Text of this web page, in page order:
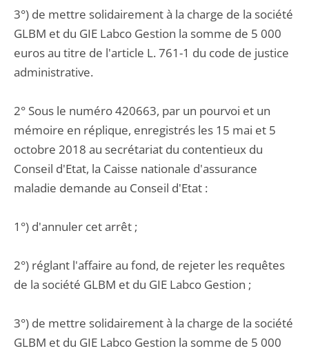
3°) de mettre solidairement à la charge de la société
GLBM et du GIE Labco Gestion la somme de 5 000
euros au titre de l'article L. 761-1 du code de justice
administrative.
2° Sous le numéro 420663, par un pourvoi et un
mémoire en réplique, enregistrés les 15 mai et 5
octobre 2018 au secrétariat du contentieux du
Conseil d'Etat, la Caisse nationale d'assurance
maladie demande au Conseil d'Etat :
1°) d'annuler cet arrêt ;
2°) réglant l'affaire au fond, de rejeter les requêtes
de la société GLBM et du GIE Labco Gestion ;
3°) de mettre solidairement à la charge de la société
GLBM et du GIE Labco Gestion la somme de 5 000